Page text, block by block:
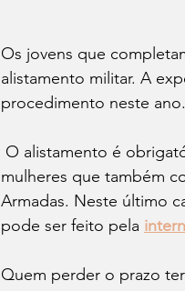
Os jovens que
alistamento militar. A
procedimento neste ano.
O alistamento é
mulheres que também
Armadas. Neste último
pode ser feito pela
Quem perder o prazo